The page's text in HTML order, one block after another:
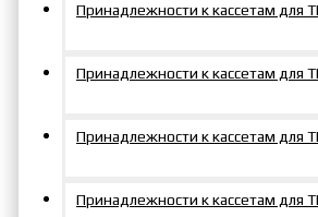
Принадлежности к кассетам для
Принадлежности к кассетам для
Принадлежности к кассетам для
Принадлежности к кассетам для